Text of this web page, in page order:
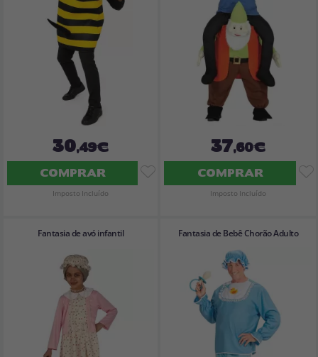
30,49€
COMPRAR
Imposto Incluído
37,60€
COMPRAR
Imposto Incluído
Fantasia de avó infantil Fantasia de Bebê Chorão Adulto